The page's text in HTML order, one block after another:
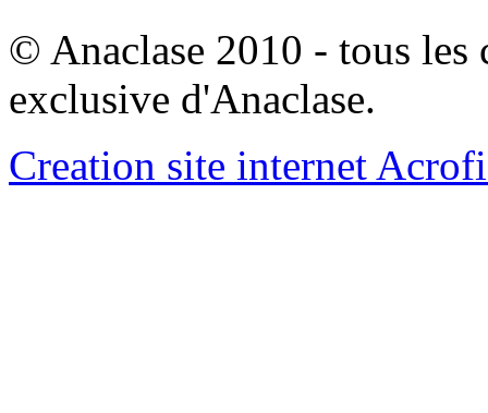
© Anaclase 2010 - tous les
exclusive d'Anaclase.
Creation site internet